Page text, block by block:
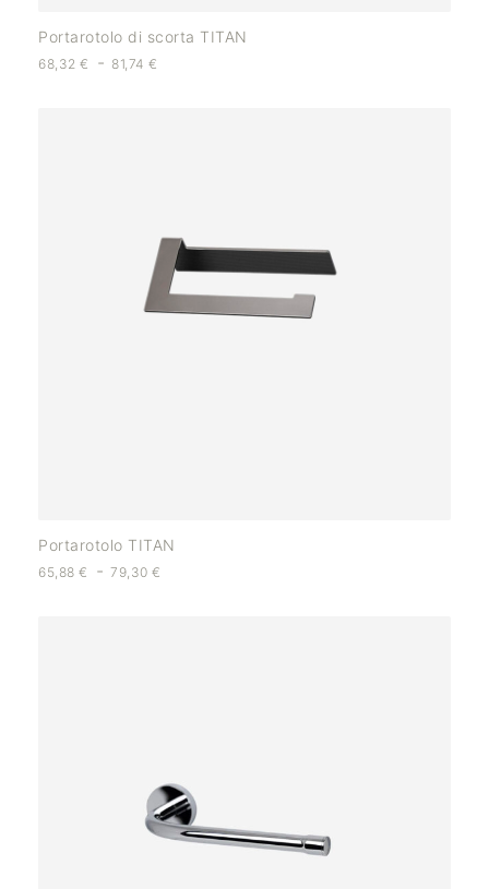
Portarotolo di scorta TITAN
68,32 € - 81,74€
Portarotolo TITAN
65,88 € - 79,30€